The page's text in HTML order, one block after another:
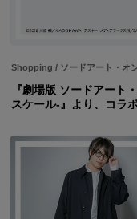
Shopping / ソードアート・オ
『劇場版 ソードアート
スケール-』より、コラ